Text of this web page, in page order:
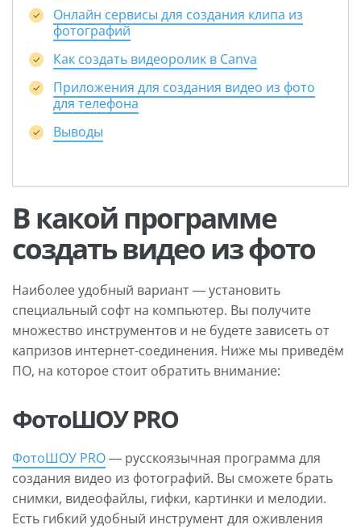
Онлайн сервисы для создания клипа из
фотографий
Как создать видеоролик в Canva
Приложения для создания видео из фото
для телефона
Выводы
В какой программе
создать видео из фото
Наиболее удобный вариант — установить
специальный софт на компьютер. Вы получите
множество инструментов и не будете зависеть от
капризов интернет-соединения. Ниже мы приведём
ПО, на которое стоит обратить внимание:
ФотоШОУ PRO
ФотоШОУ PRO— русскоязычная программа для
создания видео из фотографий. Вы сможете брать
снимки, видеофайлы, гифки, картинки и мелодии.
Есть гибкий удобный инструмент для оживления